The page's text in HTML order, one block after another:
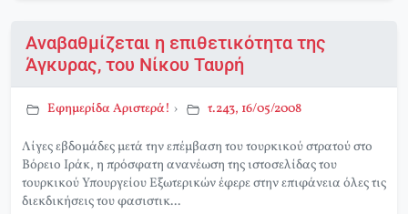
Αναβαθμίζεται η επιθετικότητα της
Άγκυρας, του Νίκου Ταυρή
Εφημερίδα Αριστερά! › τ.243, 16/05/2008
Λίγες εβδομάδες μετά την επέμβαση του τουρκικού στρατού στο
Βόρειο Ιράκ, η πρόσφατη ανανέωση της ιστοσελίδας του
τουρκικού Υπουργείου Εξωτερικών έφερε στην επιφάνεια όλες τις
διεκδικήσεις του φασιστικ...